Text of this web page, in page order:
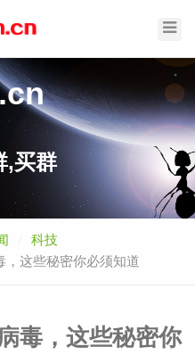
,买群
科技
，这些秘密你必须知道
毒，这些秘密你